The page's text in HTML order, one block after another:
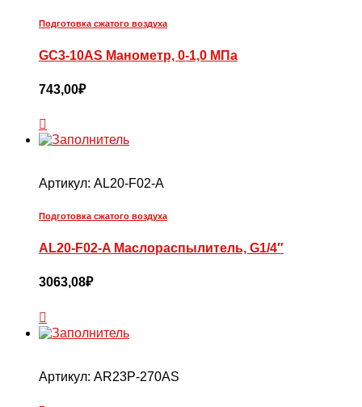
Подготовка сжатого воздуха
GC3-10AS Манометр, 0-1,0 МПа
743,00₽
Артикул: AL20-F02-A
Подготовка сжатого воздуха
AL20-F02-A Маслораспылитель, G1/4″
3063,08₽
Артикул: AR23P-270AS